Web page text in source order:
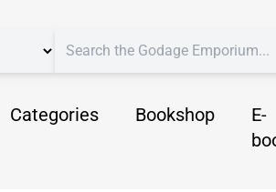
Categories Bookshop
E-